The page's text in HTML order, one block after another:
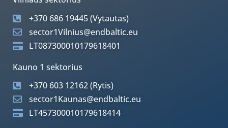
+370 686 19445 (Vytautas)
sector1Vilnius@endbaltic.eu
LT087300010179618401
Kauno 1 sektorius
+370 603 12162 (Rytis)
sector1Kaunas@endbaltic.eu
LT457300010179618414